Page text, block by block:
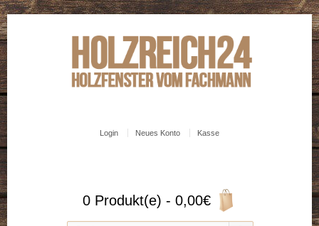
Login Neues Konto Kasse
0 Produkt(e) - 0,00€